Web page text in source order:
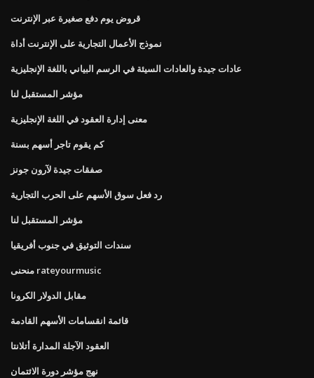
قروض يوم دفع صغيرة عبر الإنترنت
نموذج الأعمال التجارية على الإنترنت أداة
عادات جيدة والعادات السيئة في الرسم البياني باللغة الإنجليزية
مؤشر المستقبل لنا
معنى إدارة العقود في اللغة الإنجليزية
كم يقوم تاجر أسهم بسنة
صفقات جيدة لآرون جونز
رد فعل سوق الأسهم على الحرب التجارية
مؤشر المستقبل لنا
سندات التوثيق في جنوب أفريقيا
منحنى rateyourmusic
مقابل الدولار الكرونا
قائمة انقسامات الأسهم القادمة
العقود الآجلة المدارة أتلانتا
نهج مؤشر دورة الائتمان